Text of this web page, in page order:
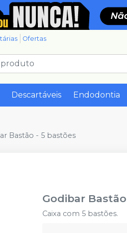
Ofertas
Descartáveis Endodontia
Bastão - 5 bastões
Godibar
Caixa com 5 bastões.